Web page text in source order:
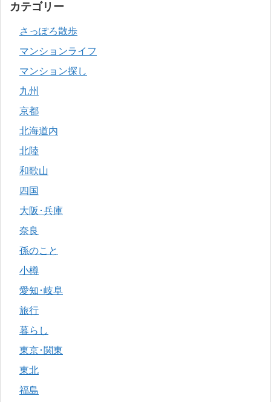
カテゴリー
さっぽろ散歩
マンションライフ
マンション探し
九州
京都
北海道内
北陸
和歌山
四国
大阪･兵庫
奈良
孫のこと
小樽
愛知･岐阜
旅行
暮らし
東京･関東
東北
福島